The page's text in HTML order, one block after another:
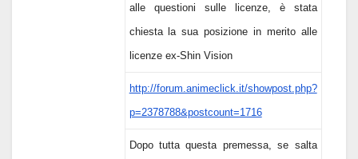
alle questioni sulle licenze, è stata
chiesta la sua posizione in merito alle
licenze ex-Shin Vision
http://forum.animeclick.it/showpost.php?
p=2378788&postcount=1716
Dopo tutta questa premessa, se salta